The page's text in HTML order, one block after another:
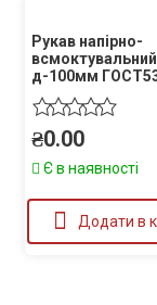
Рукав напірно-
всмоктувальний
д-100мм
₴0.00
Є в наявності
Додати в